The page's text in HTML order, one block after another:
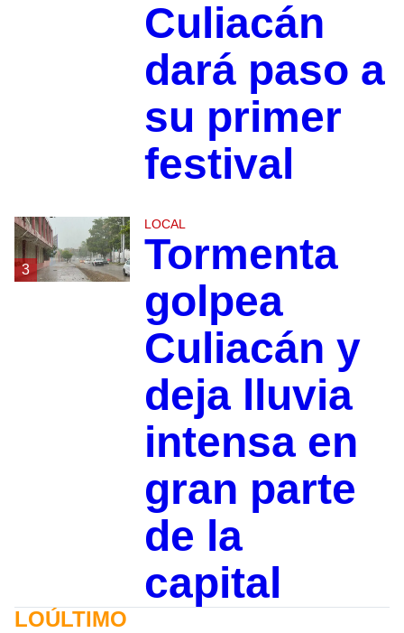
Culiacán
dará paso a
su primer
festival
3
LOCAL
Tormenta
golpea
Culiacán y
deja lluvia
intensa en
gran parte
de la
capital
LOÚLTIMO